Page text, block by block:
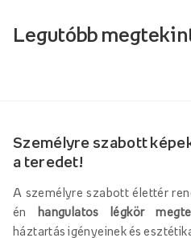
Legutóbb
Személyre szabott
a teredet!
A személyre szabott élettér
én
hangulatos légkör
háztartás igényeinek és